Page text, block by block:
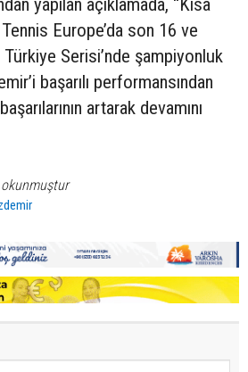
yapılan açıklamada, “Kısa
Europe’da son 16 ve
Serisi’nde şampiyonluk
başarılı performansından
artarak devamını